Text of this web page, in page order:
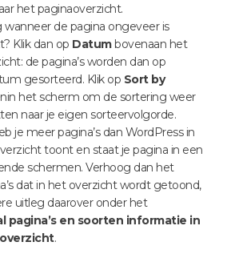
het paginaoverzicht.
de pagina ongeveer is
Klik dan op Datumbovenaan het
de pagina’s worden dan op
gesorteerd. Klik op Sort by
het scherm om de sortering weer
naar je eigen sorteervolgorde.
je meer pagina’s dan WordPress in
toont en staat je pagina in een
schermen. Verhoog dan het
dat in het overzicht wordt getoond,
uitleg daarover onder het
pagina’s en soorten informatie in
.